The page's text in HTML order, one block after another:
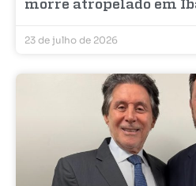
morre atropelado em
23 de julho de 2026